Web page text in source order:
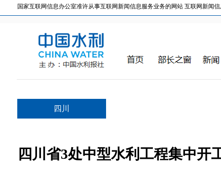
国家互联网信息办公室准许从事互联网新闻信息服务业务的网站 互联网新闻信
四川
四川省3处中型水利工程集中开